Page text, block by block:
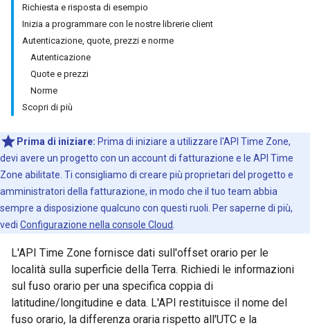
Richiesta e risposta di esempio
Inizia a programmare con le nostre librerie client
Autenticazione, quote, prezzi e norme
Autenticazione
Quote e prezzi
Norme
Scopri di più
Prima di iniziare: Prima di iniziare a utilizzare l'API Time Zone,
devi avere un progetto con un account di fatturazione e le API Time
Zone abilitate. Ti consigliamo di creare più proprietari del progetto e
amministratori della fatturazione, in modo che il tuo team abbia
sempre a disposizione qualcuno con questi ruoli. Per saperne di più,
vedi Configurazione nella console Cloud
L'API Time Zone fornisce dati sull'offset orario per le
località sulla superficie della Terra. Richiedi le informazioni
sul fuso orario per una specifica coppia di
latitudine/longitudine e data. L'API restituisce il nome del
fuso orario, la differenza oraria rispetto all'UTC e la